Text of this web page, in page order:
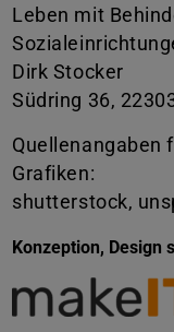
Leben mit
Dirk Stocker
Südring 36,
Quellenangaben
Grafiken:
shutterstock,
Konzeption, Design